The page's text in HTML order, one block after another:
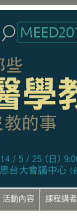
活動內容 課程講者